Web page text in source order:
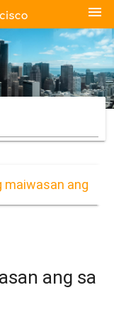
menu
maiwasan ang
ang sa